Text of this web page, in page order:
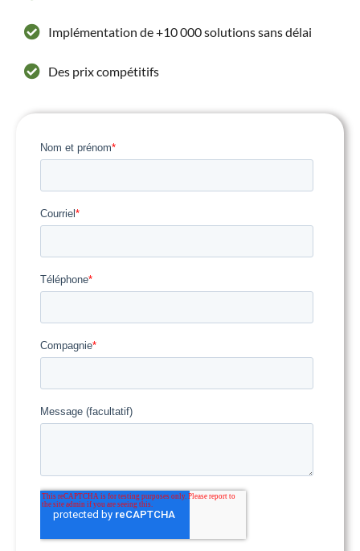
Implémentation de +10 000 solutions sans délai
Des prix compétitifs